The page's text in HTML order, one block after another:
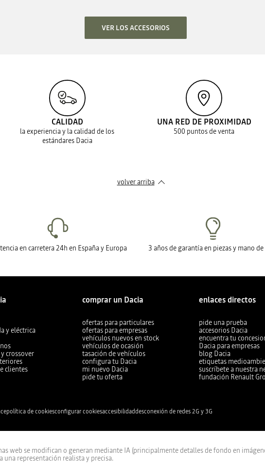
VER LOS ACCESORIOS
CALIDAD
la experiencia y la calidad de los
estándares Dacia
UNA RED DE PROXIMIDAD
500 puntos de venta
volver arriba
en carretera 24h en España y Europa 3 años de garantía en piezas y mano
y eléctrica
crossover
clientes
comprar un Dacia
ofertas para particulares
ofertas para empresas
vehículos nuevos en stock
vehículos de ocasión
tasación de vehículos
configura tu Dacia
mi nuevo Dacia
pide tu oferta
enlaces directos
pide una prueba
accesorios Dacia
encuentra tu
Dacia para empresas
blog Dacia
etiquetas
suscríbete a nuestra
fundación Renault
política de cookiesconfigurar cookiesaccesibilidaddesconexión de redes 2G y 3G
web se modifican o generan mediante IA (principalmente detalles de fondo en
una representación realista y precisa.